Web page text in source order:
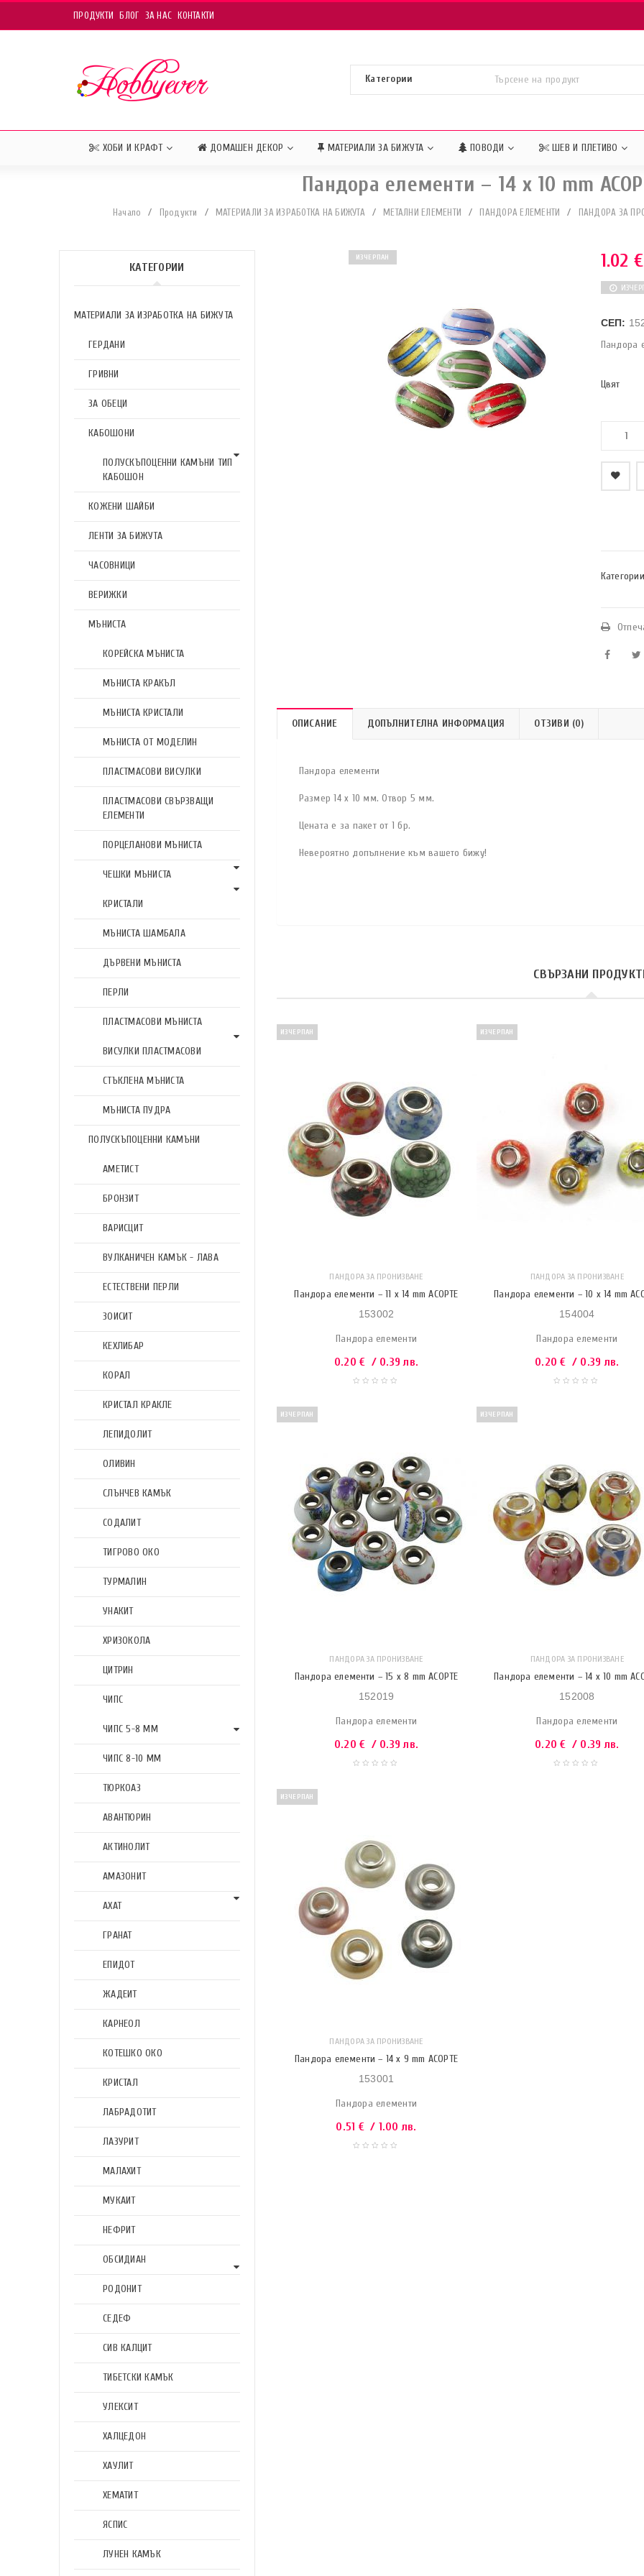
ПРОДУКТИ БЛОГ ЗА НАС КОНТАКТИ
ХОБИ И КРАФТ ДОМАШЕН ДЕКОР МАТЕРИАЛИ ЗА БИЖУТА ПОВОДИ ШЕВ И ПЛЕТИВО
Пандора елементи – 14 x 10 mm
Начало / Продукти / МАТЕРИАЛИ ЗА ИЗРАБОТКА НА БИЖУТА / МЕТАЛНИ ЕЛЕМЕНТИ / ПАНДОРА ЕЛЕМЕНТИ / ПАНДОРА ЗА
КАТЕГОРИИ
МАТЕРИАЛИ ЗА ИЗРАБОТКА НА БИЖУТА
ГЕРДАНИ
ГРИВНИ
ЗА ОБЕЦИ
КАБОШОНИ
ПОЛУСКЪПОЦЕННИ КАМЪНИ ТИП
КАБОШОН
КОЖЕНИ ШАЙБИ
ЛЕНТИ ЗА БИЖУТА
ЧАСОВНИЦИ
ВЕРИЖКИ
МЪНИСТА
КОРЕЙСКА МЪНИСТА
МЪНИСТА КРАКЪЛ
МЪНИСТА КРИСТАЛИ
МЪНИСТА ОТ МОДЕЛИН
ПЛАСТМАСОВИ ВИСУЛКИ
ПЛАСТМАСОВИ СВЪРЗВАЩИ
ЕЛЕМЕНТИ
ПОРЦЕЛАНОВИ МЪНИСТА
ЧЕШКИ МЪНИСТА
КРИСТАЛИ
МЪНИСТА ШАМБАЛА
ДЪРВЕНИ МЪНИСТА
ПЕРЛИ
ПЛАСТМАСОВИ МЪНИСТА
ВИСУЛКИ ПЛАСТМАСОВИ
СТЪКЛЕНА МЪНИСТА
МЪНИСТА ПУДРА
ПОЛУСКЪПОЦЕННИ КАМЪНИ
АМЕТИСТ
БРОНЗИТ
ВАРИСЦИТ
ВУЛКАНИЧЕН КАМЪК - ЛАВА
ЕСТЕСТВЕНИ ПЕРЛИ
ЗОИСИТ
КЕХЛИБАР
КОРАЛ
КРИСТАЛ КРАКЛЕ
ЛЕПИДОЛИТ
ОЛИВИН
СЛЪНЧЕВ КАМЪК
СОДАЛИТ
ТИГРОВО ОКО
ТУРМАЛИН
УНАКИТ
ХРИЗОКОЛА
ЦИТРИН
ЧИПС
ЧИПС 5-8 ММ
ЧИПС 8-10 ММ
ТЮРКОАЗ
АВАНТЮРИН
АКТИНОЛИТ
АМАЗОНИТ
АХАТ
ГРАНАТ
ЕПИДОТ
ЖАДЕИТ
КАРНЕОЛ
КОТЕШКО ОКО
КРИСТАЛ
ЛАБРАДОТИТ
ЛАЗУРИТ
МАЛАХИТ
МУКАИТ
НЕФРИТ
ОБСИДИАН
РОДОНИТ
СЕДЕФ
СИВ КАЛЦИТ
ТИБЕТСКИ КАМЪК
УЛЕКСИТ
ХАЛЦЕДОН
ХАУЛИТ
ХЕМАТИТ
ЯСПИС
ЛУНЕН КАМЪК
ИЗЧЕРПАН 1.02 €
СЕП:
Пандора
Цвят
ОПИСАНИЕ ДОПЪЛНИТЕЛНА ИНФОРМАЦИЯ ОТЗИВИ (0)
Пандора елементи
Размер 14 x 10 мм. Отвор 5 мм.
Цената е за пакет от 1 бр.
Невероятно допълнение към вашето бижу!
СВЪРЗАНИ
ИЗЧЕРПАН
ПАНДОРА ЗА ПРОНИЗВАНЕ
Пандора елементи – 11 x 14 mm АСОРТЕ
153002
Пандора елементи
0.20€ / 0.39 лв.
ИЗЧЕРПАН
ПАНДОРА ЗА ПРОНИЗВАНЕ
Пандора елементи – 10 x 14 mm
154004
Пандора елементи
0.20€ / 0.39 лв.
ИЗЧЕРПАН
ПАНДОРА ЗА ПРОНИЗВАНЕ
Пандора елементи – 15 x 8 mm АСОРТЕ
152019
Пандора елементи
0.20€ / 0.39 лв.
ИЗЧЕРПАН
ПАНДОРА ЗА ПРОНИЗВАНЕ
Пандора елементи – 14 x 10 mm
152008
Пандора елементи
0.20€ / 0.39 лв.
ИЗЧЕРПАН
ПАНДОРА ЗА ПРОНИЗВАНЕ
Пандора елементи – 14 x 9 mm АСОРТЕ
153001
Пандора елементи
0.51 € / 1.00 лв.